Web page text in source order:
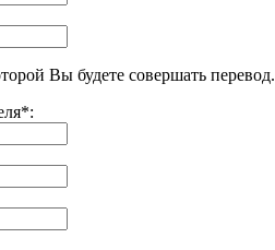
Вы будете совершать перевод.
*: